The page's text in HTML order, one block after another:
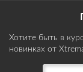
Хотите быть в
новинках от